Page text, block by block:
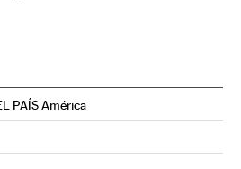
PAÍS América
en Twitter
Brasil en Instagram
El País Brasil en Facebook